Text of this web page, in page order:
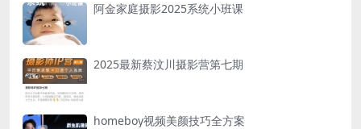
阿金家庭摄影2025系统小班课
2025最新蔡汶川摄影营第七期
homeboy视频美颜技巧全方案